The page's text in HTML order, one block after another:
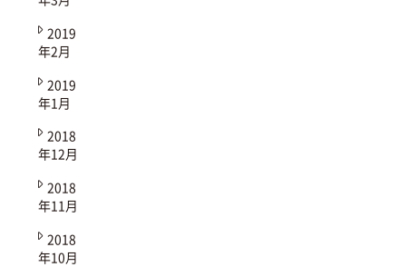
2019
年2月
2019
年1月
2018
年12月
2018
年11月
2018
年10月